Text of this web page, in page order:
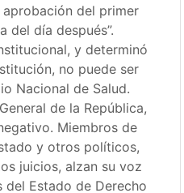
del primer
del día después”.
y determinó
no puede ser
Nacional de Salud.
de la República,
Miembros de
y otros políticos,
juicios, alzan su voz
Estado de Derecho